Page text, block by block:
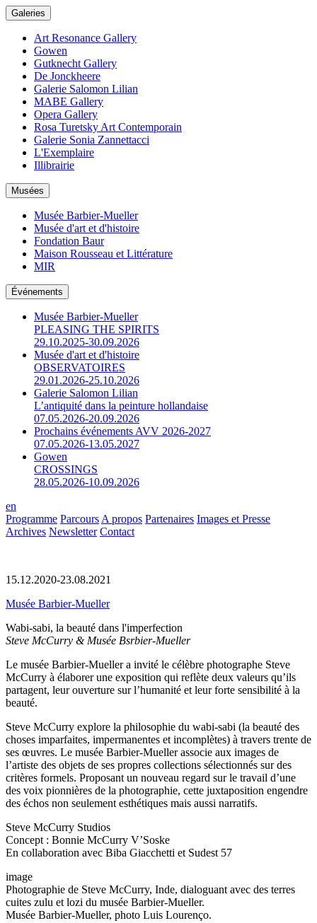
Galeries
Art Resonance Gallery
Gowen
Gutknecht Gallery
De Jonckheere
Galerie Salomon Lilian
MABE Gallery
Opera Gallery
Rosa Turetsky Art Contemporain
Galerie Sonia Zannettacci
L'Exemplaire
Illibrairie
Musées
Musée Barbier-Mueller
Musée d'art et d'histoire
Fondation Baur
Maison Rousseau et Littérature
MIR
Événements
Musée Barbier-Mueller
PLEASING THE SPIRITS
29.10.2025-30.09.2026
Musée d'art et d'histoire
OBSERVATOIRES
29.01.2026-25.10.2026
Galerie Salomon Lilian
L’antiquité dans la peinture hollandaise
07.05.2026-20.09.2026
Prochains événements AVV 2026-2027
07.05.2026-13.05.2027
Gowen
CROSSINGS
28.05.2026-10.09.2026
en
Programme Parcours A propos Partenaires Images et Presse
Archives Newsletter Contact
15.12.2020-23.08.2021
Musée Barbier-Mueller
Wabi-sabi, la beauté dans l'imperfection
Steve McCurry & Musée Bsrbier-Mueller
Le musée Barbier-Mueller a invité le célèbre photographe Steve
McCurry à élaborer une exposition qui reflète deux valeurs qu’ils
partagent, leur ouverture sur l’humanité et leur forte sensibilité à la
beauté.
Steve McCurry explore la philosophie du wabi-sabi (la beauté des
choses imparfaites, impermanentes et incomplètes) à travers trente de
ses œuvres. Le musée Barbier-Mueller associe aux images de
l’artiste des objets de ses propres collections sélectionnés sur des
critères formels. Proposant un nouveau regard sur le travail d’une
des voix pionnières de la photographie, cette juxtaposition engendre
des échos non seulement esthétiques mais aussi narratifs.
Steve McCurry Studios
Concept : Bonnie McCurry V’Soske
En collaboration avec Biba Giacchetti et Sudest 57
image
Photographie de Steve McCurry, Inde, dialoguant avec des terres
cuites zulu et lozi du musée Barbier-Mueller.
Musée Barbier-Mueller, photo Luis Lourenço.